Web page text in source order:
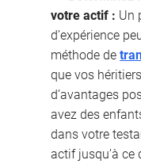
votre actif : Un
d’expérience
méthode de
que vos
d’avantages
avez des
dans votre
actif jusqu’à ce